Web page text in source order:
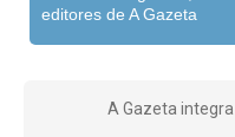
editores de A Gazeta
A Gazeta integra